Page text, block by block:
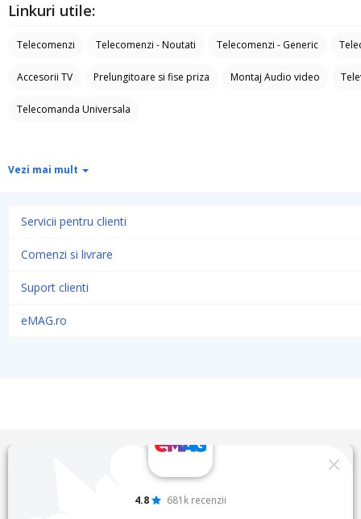
Linkuri utile:
Telecomenzi Telecomenzi - Noutati Telecomenzi - Generic
Accesorii TV Prelungitoare si fise priza Montaj Audio video
Telecomanda Universala
Vezi mai mult
Servicii pentru clienti
Comenzi si livrare
Suport clienti
eMAG.ro
4.8 681k recenzii